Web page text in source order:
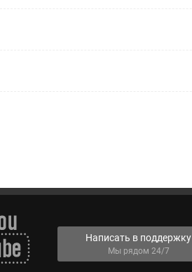
Написать в поддержку
Мы рядом 24/7